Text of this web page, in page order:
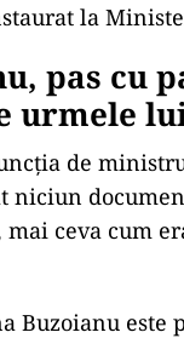
la
pas cu
urmele
de
niciun
ceva cum
Buzoianu este